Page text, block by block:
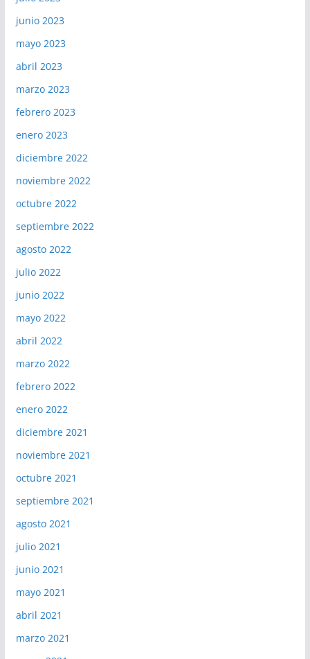
junio 2023
mayo 2023
abril 2023
marzo 2023
febrero 2023
enero 2023
diciembre 2022
noviembre 2022
octubre 2022
septiembre 2022
agosto 2022
julio 2022
junio 2022
mayo 2022
abril 2022
marzo 2022
febrero 2022
enero 2022
diciembre 2021
noviembre 2021
octubre 2021
septiembre 2021
agosto 2021
julio 2021
junio 2021
mayo 2021
abril 2021
marzo 2021